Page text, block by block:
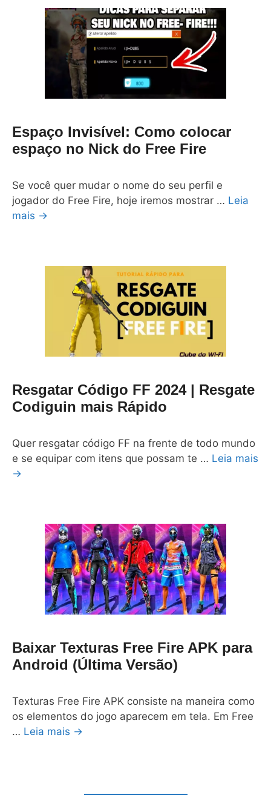
Espaço Invisível: Como colocar
espaço no Nick do Free Fire
Se você quer mudar o nome do seu perfil e
jogador do Free Fire, hoje iremos mostrar … Leia
mais →
Resgatar Código FF 2024 | Resgate
Codiguin mais Rápido
Quer resgatar código FF na frente de todo mundo
e se equipar com itens que possam te … Leia mais
→
Baixar Texturas Free Fire APK para
Android (Última Versão)
Texturas Free Fire APK consiste na maneira como
os elementos do jogo aparecem em tela. Em Free
… Leia mais →